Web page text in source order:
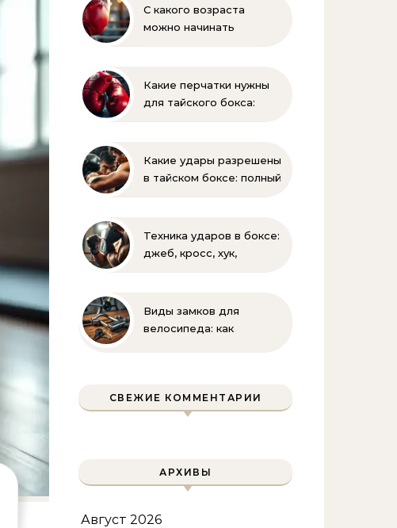
С какого возраста
можно начинать
для родителей
Какие перчатки нужны
для тайского бокса:
Какие удары разрешены
в тайском боксе: полный
Техника ударов в боксе:
джеб, кросс, хук,
Виды замков для
велосипеда: как
СВЕЖИЕ КОММЕНТАРИИ
АРХИВЫ
Август 2026